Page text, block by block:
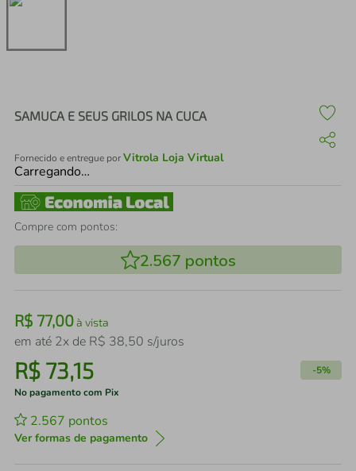
SAMUCA E SEUS GRILOS NA CUCA
Fornecido e entregue porVitrola Loja Virtual
Carregando…
Compre com pontos:
2.567 pontos
R$ 77,00à vista
em até 2x de R$ 38,50 s/juros
R$ 73,15 -5%
No pagamento com Pix
2.567 pontos
Ver formas de pagamento